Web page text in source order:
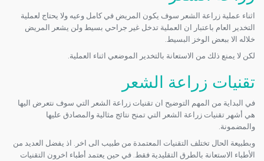
اثناء عملية زراعة الشعر سوف يكون المريض في كامل وعيه ولا يحتاج لعملية
التخدير العام باعتبار ان العملية تدخل غير جراحي بسيط ولن يشعر المريض
خلاله الا ببعض الوخز البسيط.
لكن لا يمنع ذلك من الاستعانة بالتخدير الموضعي اثناء العملية.
تقنيات زراعة الشعر
في البداية من المهم التوضيح ان تقنيات زراعة الشعر التي سوف نتعرض اليها
هي أشهر تقنيات زراعة الشعر التي تمنح نتائج مثالية والمصادق عليها
والمضمونة.
وبطبيعة الحال تختلف التقنيات المعتمدة من طبيب الى اخر. اذ يفضل العديد من
الأطباء الاستعانة بالطرق التقليدية فقط. في حين يعتمد أطباء اخرون التقنيات